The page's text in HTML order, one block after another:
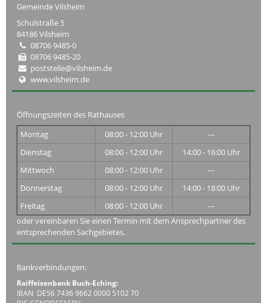
Gemeinde Vilsheim
Schulstraße 5
84186 Vilsheim
08706 9485-0
08706 9485-20
poststelle@vilsheim.de
www.vilsheim.de
Öffnungszeiten des Rathauses
Montag
08:00 - 12:00 Uhr
---
Dienstag
08:00 - 12:00 Uhr
14:00 - 16:00 Uhr
Mittwoch
08:00 - 12:00 Uhr
---
Donnerstag
08:00 - 12:00 Uhr
14:00 - 18:00 Uhr
Freitag
08:00 - 12:00 Uhr
---
oder vereinbaren Sie einen Termin mit dem Ansprechpartner des
entsprechenden Sachgebietes.
Bankverbindungen:
Raiffeisenbank Buch-Eching:
IBAN DE56 7436 9662 0000 5102 70